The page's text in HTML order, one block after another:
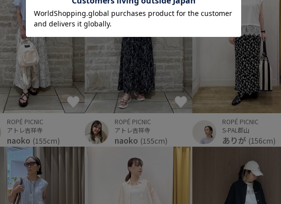
ROPÉ PICNIC
アトレ吉祥寺
naoko (155cm)
ROPÉ PICNIC
アトレ吉祥寺
naoko (155cm)
ROPÉ PICNIC
S-PAL郡山
ありが (156cm)